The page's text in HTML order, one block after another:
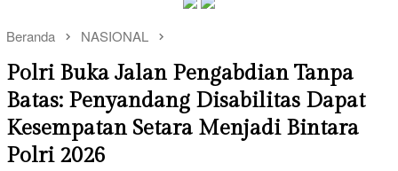
Beranda NASIONAL
Polri Buka Jalan Pengabdian Tanpa
Batas: Penyandang Disabilitas Dapat
Kesempatan Setara Menjadi Bintara
Polri 2026